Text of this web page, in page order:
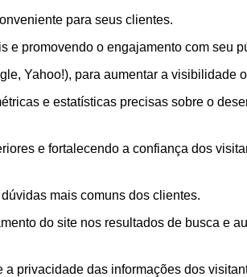
para seus clientes.
e promovendo o engajamento com seu
Yahoo!), para aumentar a visibilidade
e estatísticas precisas sobre o
e fortalecendo a confiança dos
mais comuns dos clientes.
do site nos resultados de busca e
privacidade das informações dos